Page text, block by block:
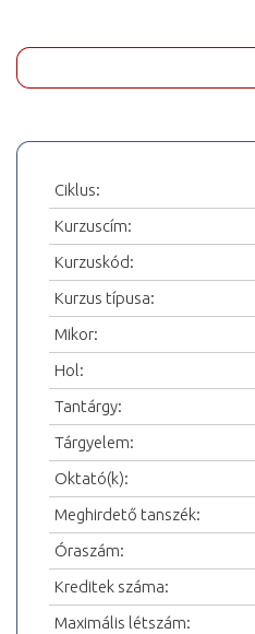
Ciklus:
Kurzuscím:
Kurzuskód:
Kurzus típusa:
Mikor:
Hol:
Tantárgy:
Tárgyelem:
Oktató(k):
Meghirdető tanszék:
Óraszám:
Kreditek száma:
Maximális létszám: